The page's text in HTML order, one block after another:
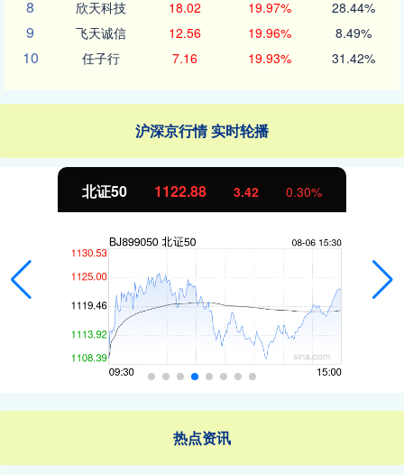
8 欣天科技 18.02 19.97% 28.44%
9 飞天诚信 12.56 19.96% 8.49%
10 任子行 7.16 19.93% 31.42%
沪深京行情 实时轮播
北证50 1122.88 3.42 0.30%
热点资讯